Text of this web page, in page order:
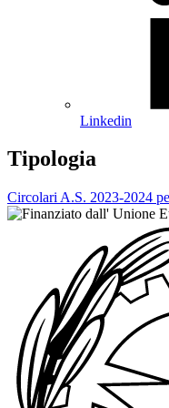
Linkedin
Tipologia
Circolari A.S. 2023-2024